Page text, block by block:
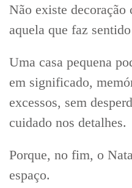
Não existe decoração
aquela que faz
Uma casa pequena
em significado,
excessos, sem
cuidado nos detalhes.
Porque, no fim, o
espaço.